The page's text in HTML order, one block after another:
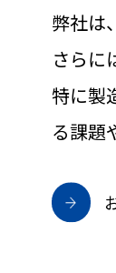
弊社は
さらに
特に製
る課題